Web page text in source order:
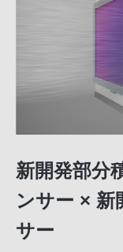
新開発部分
ンサー × 新
サー